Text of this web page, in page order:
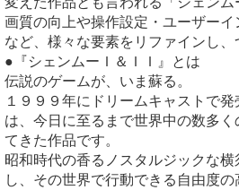
画質の向上や操作設定・ユーザー
など、様々な要素をリファインし、
●『シェンムーＩ＆ＩＩ』とは
伝説のゲームが、いま蘇る。
１９９９年にドリームキャストで発
は、今日に至るまで世界中の数多
てきた作品です。
昭和時代の香るノスタルジックな
し、その世界で行動できる自由度